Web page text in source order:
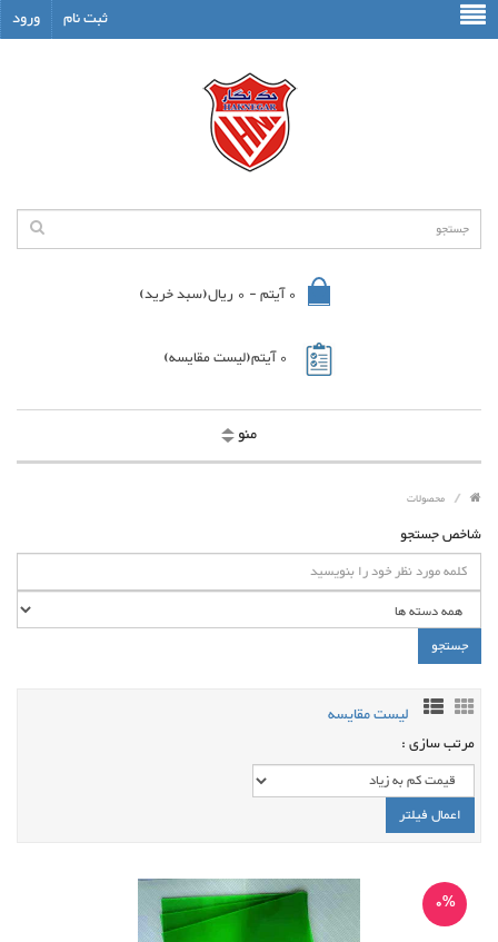
ورود ثبت نام
0 آیتم - 0 ریال (سبد خرید)
(لیست مقایسه)
منو
محصولات
شاخص جستجو
لیست مقایسه
مرتب سازی :
0%